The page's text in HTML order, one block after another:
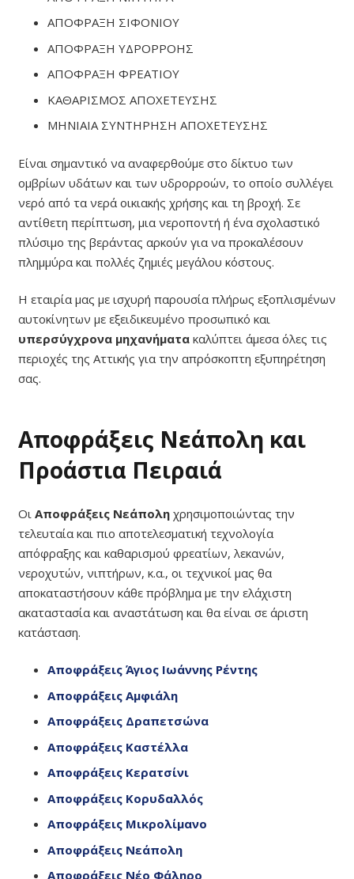
ΑΠΟΦΡΑΞΗ ΣΙΦΟΝΙΟΥ
ΑΠΟΦΡΑΞΗ ΥΔΡΟΡΡΟΗΣ
ΑΠΟΦΡΑΞΗ ΦΡΕΑΤΙΟΥ
ΚΑΘΑΡΙΣΜΟΣ ΑΠΟΧΕΤΕΥΣΗΣ
ΜΗΝΙΑΙΑ ΣΥΝΤΗΡΗΣΗ ΑΠΟΧΕΤΕΥΣΗΣ
Είναι σημαντικό να αναφερθούμε στο δίκτυο των
ομβρίων υδάτων και των υδρορροών, το οποίο συλλέγει
νερό από τα νερά οικιακής χρήσης και τη βροχή. Σε
αντίθετη περίπτωση, μια νεροποντή ή ένα σχολαστικό
πλύσιμο της βεράντας αρκούν για να προκαλέσουν
πλημμύρα και πολλές ζημιές μεγάλου κόστους.
Η εταιρία μας με ισχυρή παρουσία πλήρως εξοπλισμένων
αυτοκίνητων με εξειδικευμένο προσωπικό και
υπερσύγχρονα μηχανήματακαλύπτει άμεσα όλες τις
περιοχές της Αττικής για την απρόσκοπτη εξυπηρέτηση
σας.
Αποφράξεις Νεάπολη και
Προάστια Πειραιά
Οι Αποφράξεις Νεάποληχρησιμοποιώντας την
τελευταία και πιο αποτελεσματική τεχνολογία
απόφραξης και καθαρισμού φρεατίων, λεκανών,
νεροχυτών, νιπτήρων, κ.α., οι τεχνικοί μας θα
αποκαταστήσουν κάθε πρόβλημα με την ελάχιστη
ακαταστασία και αναστάτωση και θα είναι σε άριστη
κατάσταση.
Αποφράξεις Άγιος Ιωάννης Ρέντης
Αποφράξεις Αμφιάλη
Αποφράξεις Δραπετσώνα
Αποφράξεις Καστέλλα
Αποφράξεις Κερατσίνι
Αποφράξεις Κορυδαλλός
Αποφράξεις Μικρολίμανο
Αποφράξεις Νεάπολη
Αποφράξεις Νέο Φάληρο